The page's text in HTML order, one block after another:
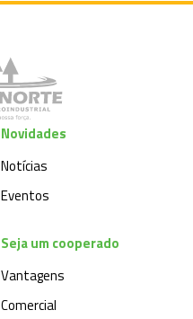
Novidades
Notícias
Eventos
Seja um cooperado
Vantagens
Comercial